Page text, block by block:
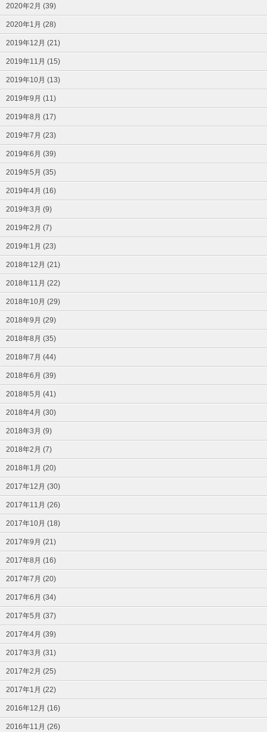
2020年2月 (39)
2020年1月 (28)
2019年12月 (21)
2019年11月 (15)
2019年10月 (13)
2019年9月 (11)
2019年8月 (17)
2019年7月 (23)
2019年6月 (39)
2019年5月 (35)
2019年4月 (16)
2019年3月 (9)
2019年2月 (7)
2019年1月 (23)
2018年12月 (21)
2018年11月 (22)
2018年10月 (29)
2018年9月 (29)
2018年8月 (35)
2018年7月 (44)
2018年6月 (39)
2018年5月 (41)
2018年4月 (30)
2018年3月 (9)
2018年2月 (7)
2018年1月 (20)
2017年12月 (30)
2017年11月 (26)
2017年10月 (18)
2017年9月 (21)
2017年8月 (16)
2017年7月 (20)
2017年6月 (34)
2017年5月 (37)
2017年4月 (39)
2017年3月 (31)
2017年2月 (25)
2017年1月 (22)
2016年12月 (16)
2016年11月 (26)